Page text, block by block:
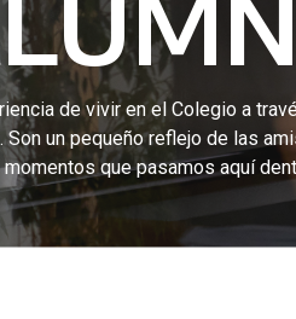
de vivir en el Colegio a
Son un pequeño reflejo de las
que pasamos aquí